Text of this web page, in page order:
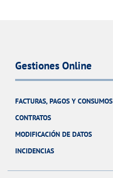
Gestiones Online
FACTURAS, PAGOS Y CONSUMOS
CONTRATOS
MODIFICACIÓN DE DATOS
INCIDENCIAS